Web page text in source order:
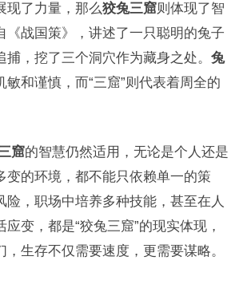
现了力量，那么狡兔三窟则体现了智
《战国策》，讲述了一只聪明的兔子
捕，挖了三个洞穴作为藏身之处。 兔
敏和谨慎，而“三窟”则代表着周全的
窟的智慧仍然适用，无论是个人还是
变的环境，都不能只依赖单一的策
险，职场中培养多种技能，甚至在人
变，都是“狡兔三窟”的现实体现，
生存不仅需要速度，更需要谋略。